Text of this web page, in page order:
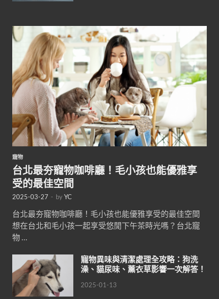
寵物
台北最夯寵物咖啡廳！毛小孩也能優雅享
受的最佳空間
2025-03-27 - byYC
台北最夯寵物咖啡廳！毛小孩也能優雅享受的最佳空間
想在台北和毛小孩一起享受悠閒下午茶時光嗎？台北寵
物 …
寵物異味與清潔處理全攻略：狗洗
澡、貓尿味、薰衣草影響一次解答！
2025-01-13